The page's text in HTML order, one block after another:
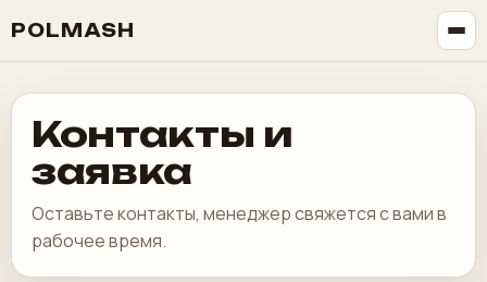
POLMASH
Контакты и
заявка
Оставьте контакты, менеджер свяжется с вами в
рабочее время.